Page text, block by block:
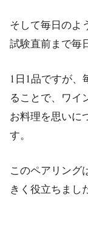
そして毎日のよ
試験直前まで毎
1日1品ですが、
ることで、ワイ
お料理を思いに
す。
このペアリング
きく役立ちまし